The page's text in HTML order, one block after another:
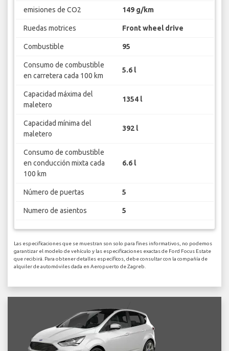
emisiones de CO2 149 g/km
Ruedas motrices Front wheel drive
Combustible 95
Consumo de combustible
en carretera cada 100 km
5.6 l
Capacidad máxima del
maletero
1354 l
Capacidad mínima del
maletero
392 l
Consumo de combustible
en conducción mixta cada
100 km
6.6 l
Número de puertas 5
Numero de asientos 5
Las especificaciones que se muestran son solo para fines informativos, no podemos
garantizar el modelo de vehículo y las especificaciones exactas de Ford Focus Estate
que recibirá. Para obtener detalles específicos, debe consultar con la compañía de
alquiler de automóviles dada en Aeropuerto de Zagreb.